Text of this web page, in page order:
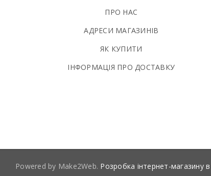
ПРО НАС
АДРЕСИ МАГАЗИНІВ
ЯК КУПИТИ
ІНФОРМАЦІЯ ПРО ДОСТАВКУ
Powered by Make2Web. Розробка інтернет-магазину в